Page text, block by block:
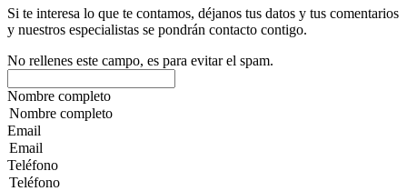
Si te interesa lo que te contamos, déjanos tus datos y tus comentarios
y nuestros especialistas se pondrán contacto contigo.
No rellenes este campo, es para evitar el spam.
Nombre completo
Email
Teléfono